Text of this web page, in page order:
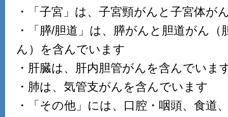
・「子宮」は、子宮頸がんと子宮体が
・「膵/胆道」は、膵がんと胆道がん
ん）を含んでいます
・肝臓は、肝内胆管がんを含んでいま
・肺は、気管支がんを含んでいます
・「その他」には、口腔・咽頭、食道